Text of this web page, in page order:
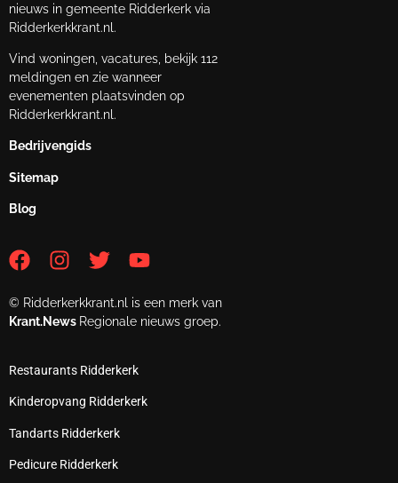
nieuws in gemeente Ridderkerk via
Ridderkerkkrant.nl.
Vind woningen, vacatures, bekijk 112
meldingen en zie wanneer
evenementen plaatsvinden op
Ridderkerkkrant.nl.
Bedrijvengids
Sitemap
Blog
© Ridderkerkkrant.nl is een merk van
Krant.News Regionale nieuws groep.
Restaurants Ridderkerk
Kinderopvang Ridderkerk
Tandarts Ridderkerk
Pedicure Ridderkerk